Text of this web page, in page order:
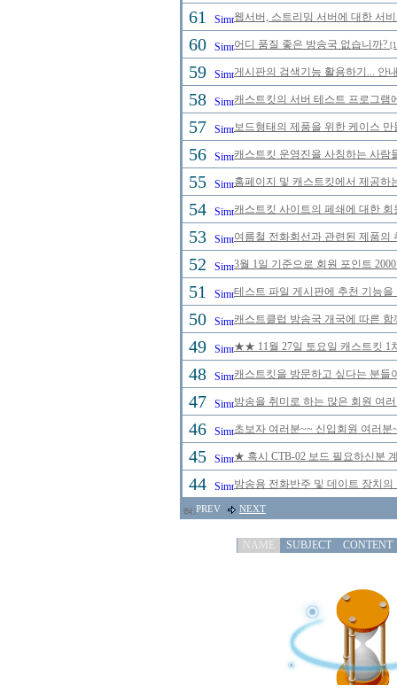
61 웹서버, 스트리밍 서버에 대한 서
60 어디 품질 좋은 방송국 없습니까?
59 게시판의 검색기능 활용하기... 안
58 캐스트킷의 서버 테스트 프로그램
57 보드형태의 제품을 위한 케이스
56 캐스트킷 운영진을 사칭하는 사
55 홈페이지 및 캐스트킷에서 제공
54 캐스트킷 사이트의 페쇄에 대한
53 여름철 전화회선과 관련된 제품
52 3월 1일 기준으로 회원 포인트
51 테스트 파일 게시판에 추천 기능
50 캐스트클럽 방송국 개국에 따른
49 ★★ 11월 27일 토요일 캐스트킷
48 캐스트킷을 방문하고 싶다는 분
47 방송을 취미로 하는 많은 회원 여
46 초보자 여러분~~ 신입회원 여러
45 ★ 혹시 CTB-02 보드 필요하신분
44 방송용 전화반주 및 데이트 장치
PREV NEXT